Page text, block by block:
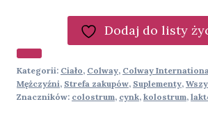
Dodaj do listy
Kategorii: Ciało, Colway, Colway
Mężczyźni, Strefa zakupów, Suplementy,
Znaczników: colostrum, cynk, kolostrum,